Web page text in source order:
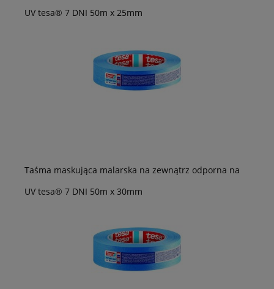
UV tesa® 7 DNI 50m x 25mm
Taśma maskująca malarska na zewnątrz odporna na
UV tesa® 7 DNI 50m x 30mm